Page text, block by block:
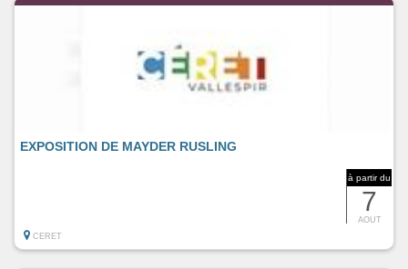
à partir du
7
AOUT
EXPOSITION DE MAYDER RUSLING
CERET